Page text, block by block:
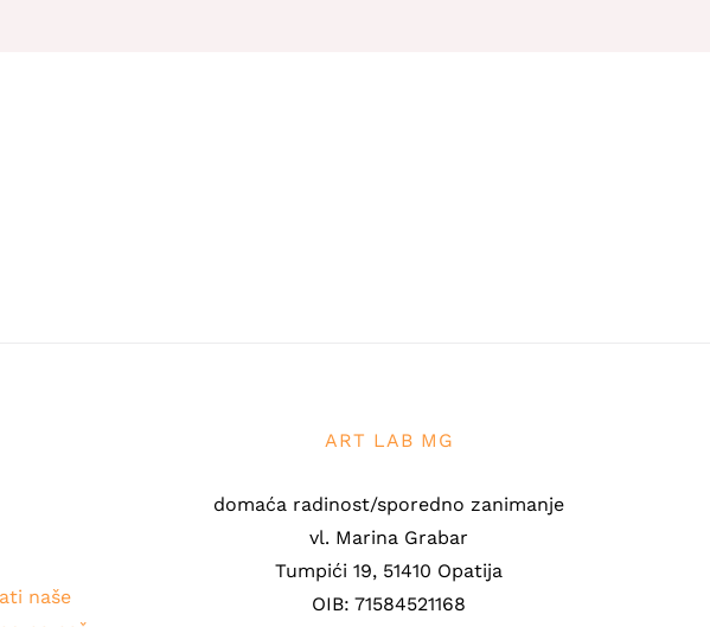
naše
ART LAB MG
domaća radinost/sporedno zanimanje
vl. Marina Grabar
Tumpići 19, 51410 Opatija
OIB: 71584521168